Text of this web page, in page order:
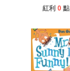
紅利 0 點